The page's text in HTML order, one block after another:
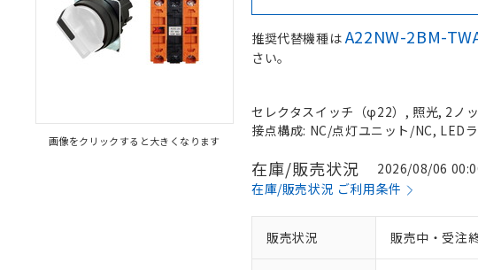
画像をクリックすると大きくなります
推奨代替機種はA22NW-2BM-
さい。
セレクタスイッチ（φ22）, 照光, 2ノ
接点構成: NC/点灯ユニット/NC, LED
在庫/販売状況
2026/08/06
在庫/販売状況 ご利用条件
販売状況 販売中・受注